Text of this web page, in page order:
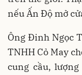
nếu Ấn Độ mở
Ông Đinh Ngọc
TNHH Cỏ May
cung cầu,